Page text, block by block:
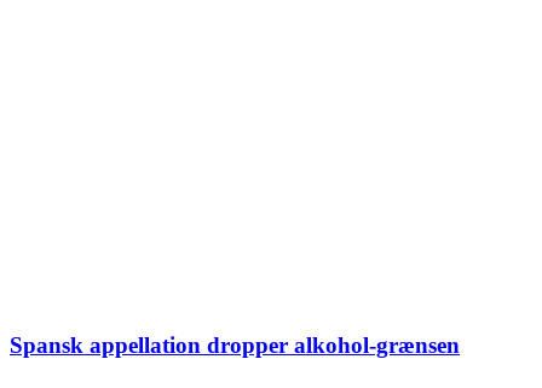
Spansk appellation dropper alkohol-grænsen